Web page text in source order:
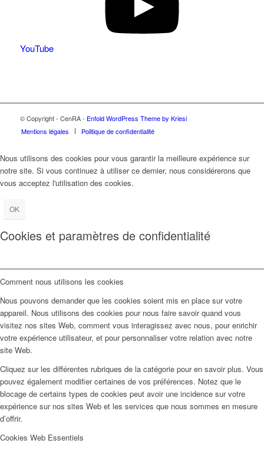
YouTube
© Copyright - CenRA - Enfold WordPress Theme by Kriesi
Mentions légales
Politique de confidentialité
Nous utilisons des cookies pour vous garantir la meilleure expérience sur
notre site. Si vous continuez à utiliser ce dernier, nous considérerons que
vous acceptez l'utilisation des cookies.
OK
Cookies et paramètres de confidentialité
Comment nous utilisons les cookies
Nous pouvons demander que les cookies soient mis en place sur votre
appareil. Nous utilisons des cookies pour nous faire savoir quand vous
visitez nos sites Web, comment vous interagissez avec nous, pour enrichir
votre expérience utilisateur, et pour personnaliser votre relation avec notre
site Web.
Cliquez sur les différentes rubriques de la catégorie pour en savoir plus. Vous
pouvez également modifier certaines de vos préférences. Notez que le
blocage de certains types de cookies peut avoir une incidence sur votre
expérience sur nos sites Web et les services que nous sommes en mesure
d’offrir.
Cookies Web Essentiels